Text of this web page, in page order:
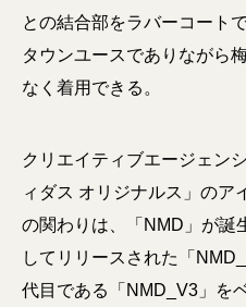
との結合部をラバーコート
タウンユースでありながら
なく着用できる。
クリエイティブエージェン
ィダス オリジナルス」のア
の関わりは、「NMD」が誕
してリリースされた「
代目である「NMD_V3」を